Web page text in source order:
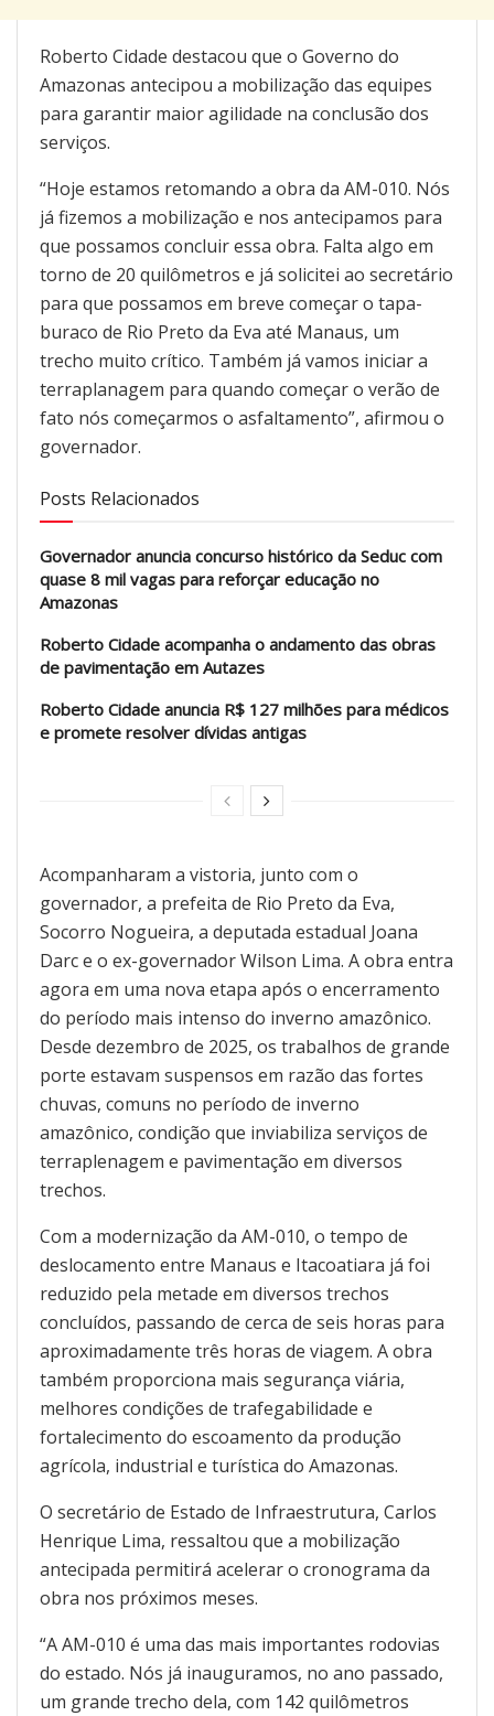
Roberto Cidade destacou que o Governo do
Amazonas antecipou a mobilização das equipes
para garantir maior agilidade na conclusão dos
serviços.
“Hoje estamos retomando a obra da AM-010. Nós
já fizemos a mobilização e nos antecipamos para
que possamos concluir essa obra. Falta algo em
torno de 20 quilômetros e já solicitei ao secretário
para que possamos em breve começar o tapa-
buraco de Rio Preto da Eva até Manaus, um
trecho muito crítico. Também já vamos iniciar a
terraplanagem para quando começar o verão de
fato nós começarmos o asfaltamento”, afirmou o
governador.
Posts Relacionados
Governador anuncia concurso histórico da Seduc com
quase 8 mil vagas para reforçar educação no
Amazonas
Roberto Cidade acompanha o andamento das obras
de pavimentação em Autazes
Roberto Cidade anuncia R$ 127 milhões para médicos
e promete resolver dívidas antigas
Acompanharam a vistoria, junto com o
governador, a prefeita de Rio Preto da Eva,
Socorro Nogueira, a deputada estadual Joana
Darc e o ex-governador Wilson Lima. A obra entra
agora em uma nova etapa após o encerramento
do período mais intenso do inverno amazônico.
Desde dezembro de 2025, os trabalhos de grande
porte estavam suspensos em razão das fortes
chuvas, comuns no período de inverno
amazônico, condição que inviabiliza serviços de
terraplenagem e pavimentação em diversos
trechos.
Com a modernização da AM-010, o tempo de
deslocamento entre Manaus e Itacoatiara já foi
reduzido pela metade em diversos trechos
concluídos, passando de cerca de seis horas para
aproximadamente três horas de viagem. A obra
também proporciona mais segurança viária,
melhores condições de trafegabilidade e
fortalecimento do escoamento da produção
agrícola, industrial e turística do Amazonas.
O secretário de Estado de Infraestrutura, Carlos
Henrique Lima, ressaltou que a mobilização
antecipada permitirá acelerar o cronograma da
obra nos próximos meses.
“A AM-010 é uma das mais importantes rodovias
do estado. Nós já inauguramos, no ano passado,
um grande trecho dela, com 142 quilômetros